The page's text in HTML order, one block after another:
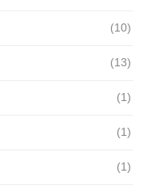
(10)
(13)
(1)
(1)
(1)